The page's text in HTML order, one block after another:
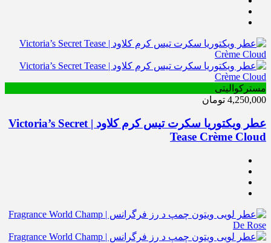
مسترکوالیتی
4,250,000 تومان
عطر ویکتوریا سکرت تیس کرم کلاود | Victoria’s Secret
Tease Crème Cloud